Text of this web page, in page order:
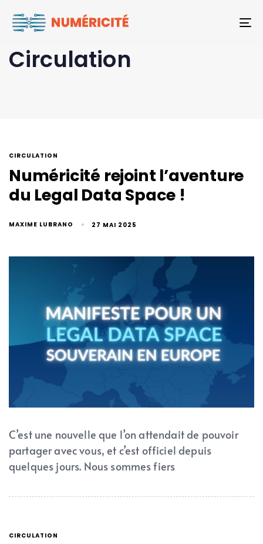
Circulation
CIRCULATION
Numéricité rejoint l’aventure
du Legal Data Space !
MAXIME LUBRANO 27 MAI 2025
C’est une nouvelle que l’on attendait de pouvoir
partager avec vous, et c’est officiel depuis
quelques jours. Nous sommes fiers
CIRCULATION